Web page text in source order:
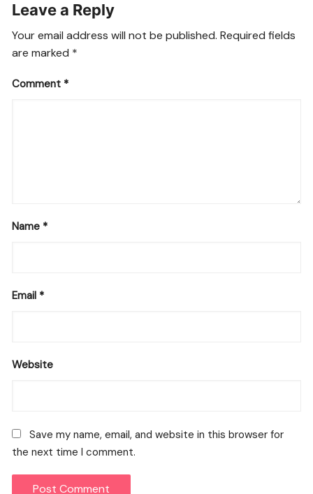
o
k
p
Leave a Reply
Your email address will not be published. Required fields
are marked *
Comment *
Name *
Email *
Website
Save my name, email, and website in this browser for
the next time I comment.